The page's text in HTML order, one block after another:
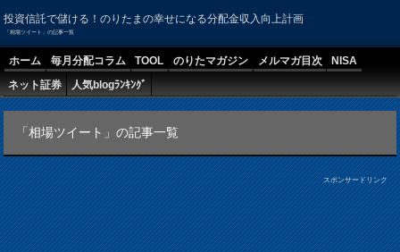
投資信託で儲ける！のりたまの幸せになる分配金収入向上計画
「相場ツイート」の記事一覧
ホーム 毎月分配コラム TOOL のりたマガジン メルマガ目次
NISA
ネット証券
人気blogﾗﾝｷﾝｸﾞ
「相場ツイート」の記事一覧
スポンサードリンク